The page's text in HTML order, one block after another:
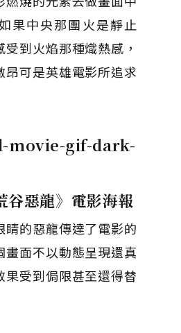
果中央那團火是靜止
到火焰那種熾熱感，
昂可是英雄電影所追求
谷惡龍》電影海報
睛的惡龍傳達了電影的
畫面不以動態呈現還真
果受到侷限甚至還得替